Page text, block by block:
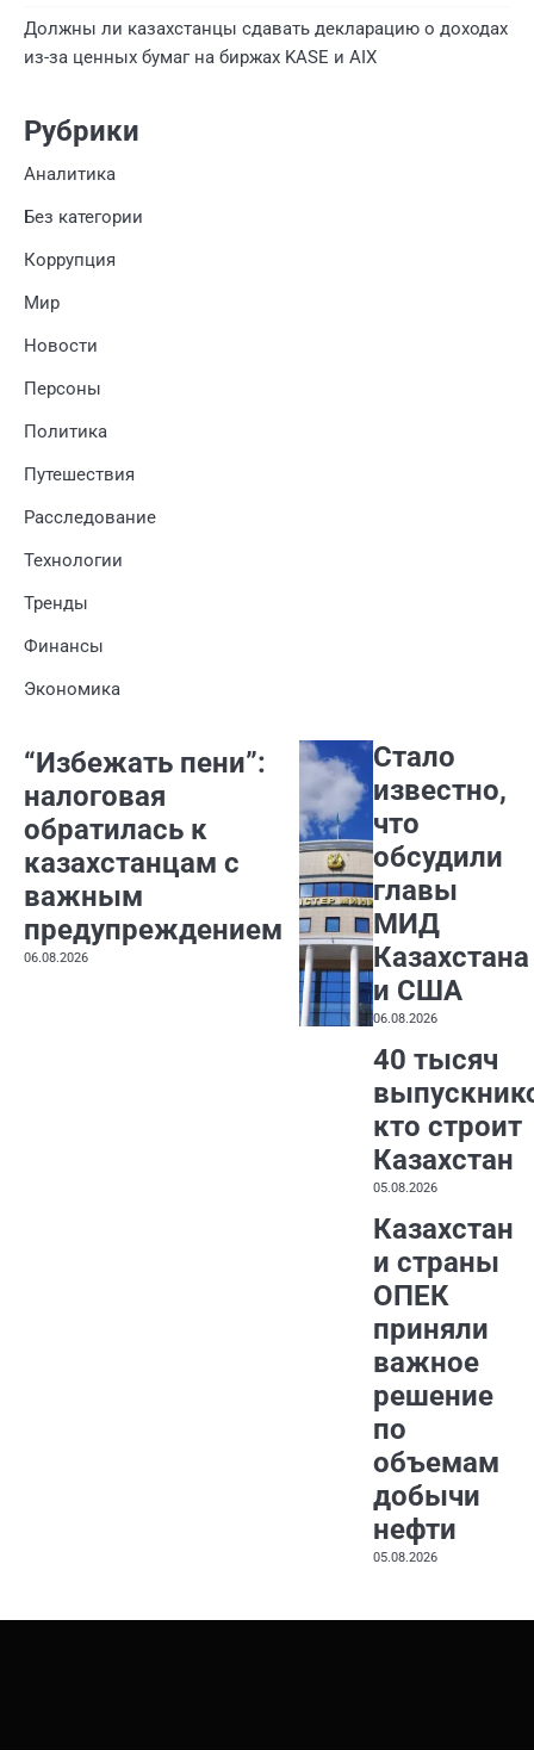
Должны ли казахстанцы сдавать декларацию о доходах
из-за ценных бумаг на биржах KASE и AIX
Рубрики
Аналитика
Без категории
Коррупция
Мир
Новости
Персоны
Политика
Путешествия
Расследование
Технологии
Тренды
Финансы
Экономика
“Избежать пени”:
налоговая
обратилась к
казахстанцам с
важным
предупреждением
06.08.2026
Стало
известно,
что
обсудили
главы
МИД
Казахстана
и США
06.08.2026
40 тысяч
кто строит
Казахстан
05.08.2026
Казахстан
и страны
ОПЕК
приняли
важное
решение
по
объемам
добычи
нефти
05.08.2026